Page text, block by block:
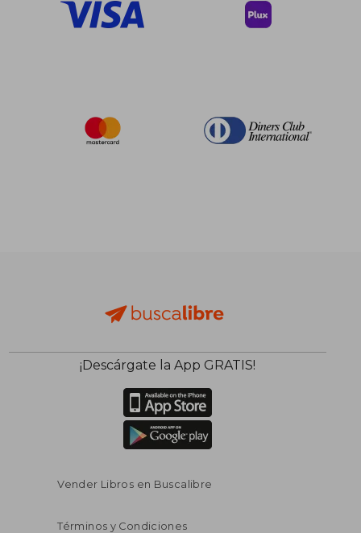
¡Descárgate la App GRATIS!
Vender Libros en Buscalibre
Términos y Condiciones